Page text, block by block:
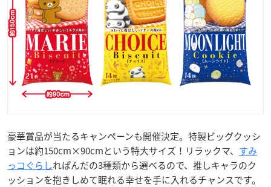
豪華賞品が当たるキャンペーンも開催決定。特製ビッグクッシ
ョンは約150cm×90cmという特大サイズ！リラックマ、 すみ
っコぐらしれぱんだの3種類から選べるので、推しキャラのク
ッションを抱きしめて眠れる幸せを手に入れるチャンスです。